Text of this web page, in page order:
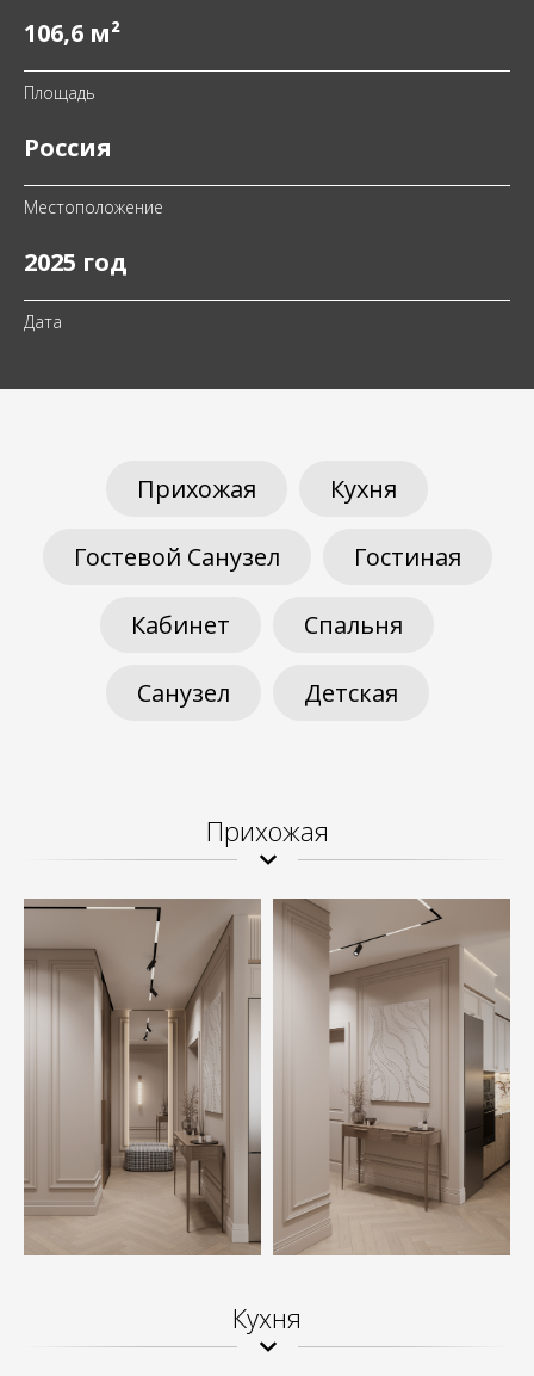
106,6 м²
Площадь
Россия
Местоположение
2025 год
Дата
Прихожая Кухня
Гостевой Санузел Гостиная
Кабинет Спальня
Санузел Детская
Прихожая
Кухня